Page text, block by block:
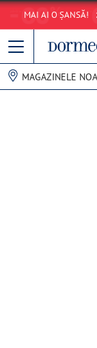
MAI AI O ȘANSĂ!
MAGAZINELE